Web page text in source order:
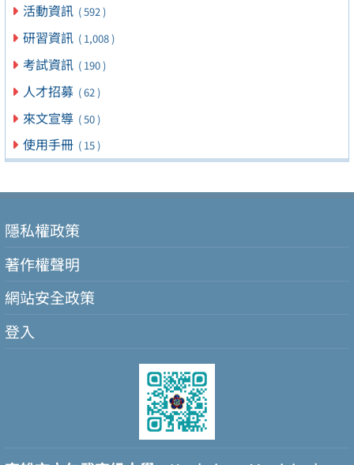
活動資訊 ( 592 )
研習資訊 ( 1,008 )
考試資訊 ( 190 )
人才招募 ( 62 )
來文宣導 ( 50 )
使用手冊 ( 15 )
隱私權政策
著作權聲明
網站安全政策
登入